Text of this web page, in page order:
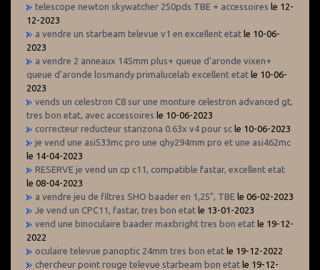
telescope newton skywatcher 250pds TBE + accessoires le 12-
12-2023
a vendre un starbeam televue v1 en excellent etat le 10-06-
2023
a vendre 2 anneaux 145mm plus+ queue d'aronde vixen+
queue d'aronde losmandy primalucelab excellent etat le 10-06-
2023
vends un celestron C8 sur une monture celestron advanced gt,
tres bon etat, avec accessoires le 10-06-2023
correcteur reducteur starizona 0.63x v4 pour sc le 10-06-2023
je vend une asi533mc pro une qhy294mm pro et une asi462mc
le 14-04-2023
RESERVE je vend un cp c11, compatible fastar, excellent etat
le 08-04-2023
a vendre jeu de filtres SHO baader en 1,25", TBE le 06-02-2023
Je vend un CPC11, fastar, tres bon etat le 13-01-2023
vend une binoculaire baader maxbright tres bon etat le 19-12-
2022
oculaire televue panoptic 24mm tres bon etat le 19-12-2022
chercheur point rouge televue starbeam bon etat le 19-12-